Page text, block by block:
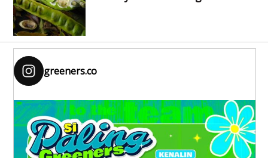
greeners.co